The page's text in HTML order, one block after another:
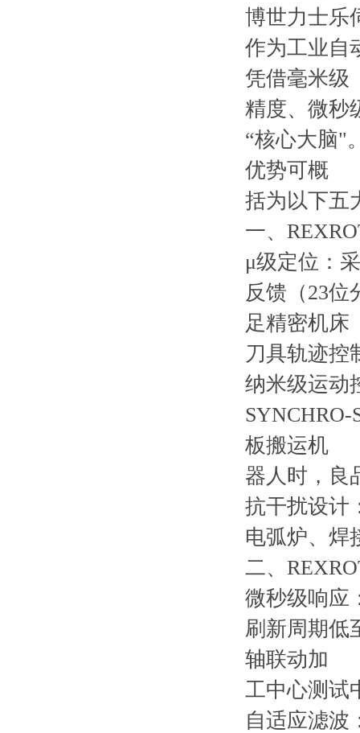
博世力士乐
作为工业自
凭借毫米级
精度、微秒
“核心大脑"
优势可概
括为以下五
一、
μ级定位：
反馈（23位
足精密机床
刀具轨迹控
纳米级运动
板搬运机
器人时，良
抗干扰设计
电弧炉、焊
二、
微秒级响应
刷新周期低
轴联动加
工中心测试
自适应滤波